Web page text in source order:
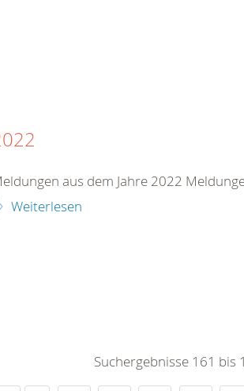
aus dem Jahre 2022
Weiterlesen
Suchergebnisse 161 bis